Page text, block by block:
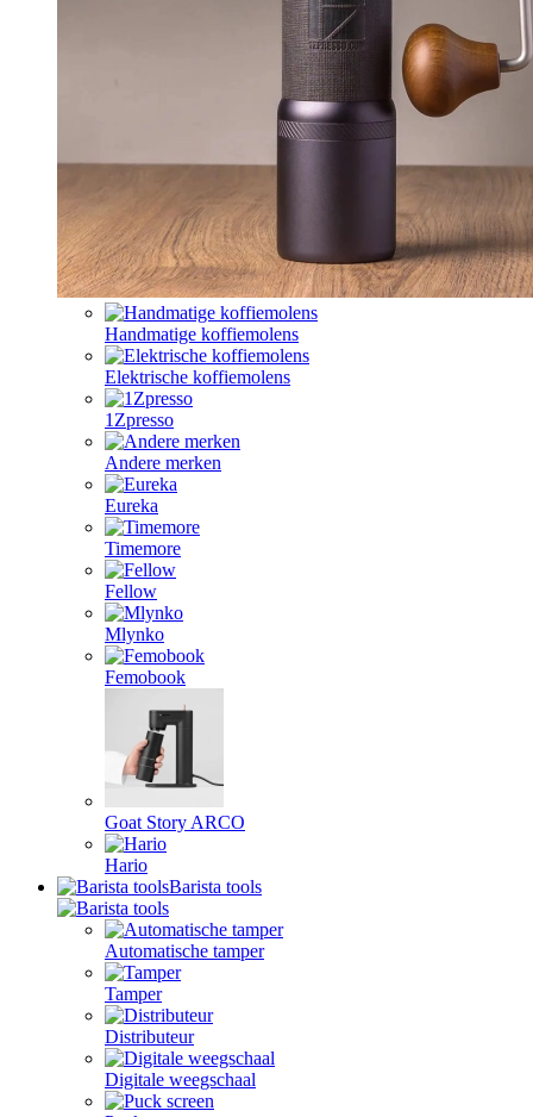
Handmatige koffiemolens
Elektrische koffiemolens
1Zpresso
Andere merken
Eureka
Timemore
Fellow
Mlynko
Femobook
Goat Story ARCO
Hario
Barista tools
Automatische tamper
Tamper
Distributeur
Digitale weegschaal